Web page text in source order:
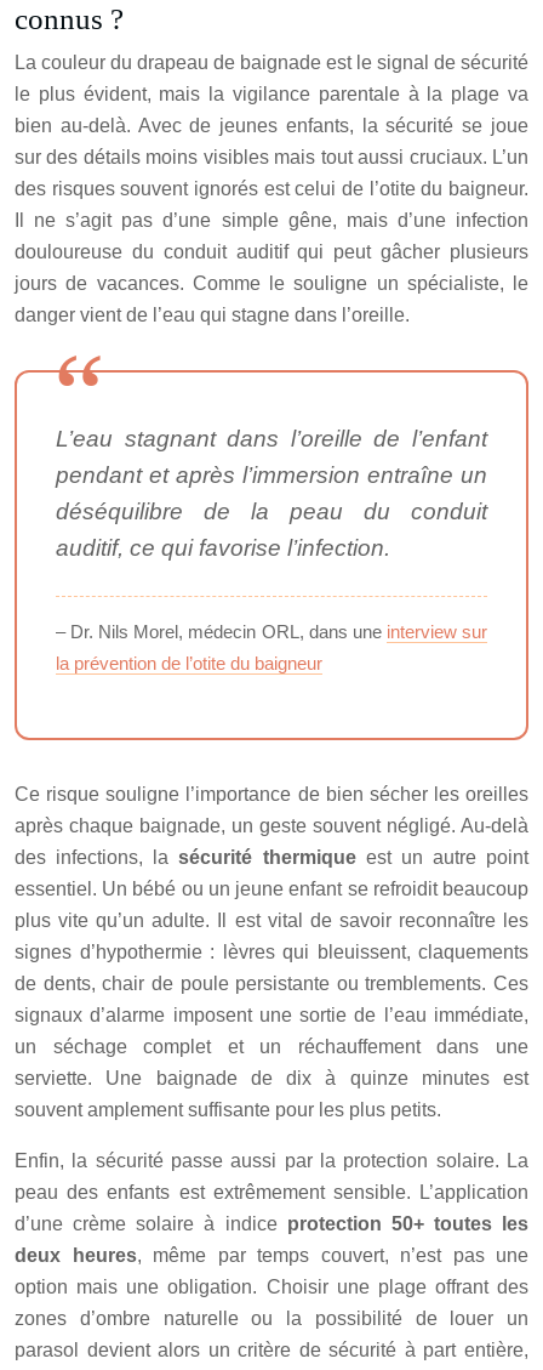
connus ?
La couleur du drapeau de baignade est le signal de sécurité
le plus évident, mais la vigilance parentale à la plage va
bien au-delà. Avec de jeunes enfants, la sécurité se joue
sur des détails moins visibles mais tout aussi cruciaux. L’un
des risques souvent ignorés est celui de l’otite du baigneur.
Il ne s’agit pas d’une simple gêne, mais d’une infection
douloureuse du conduit auditif qui peut gâcher plusieurs
jours de vacances. Comme le souligne un spécialiste, le
danger vient de l’eau qui stagne dans l’oreille.
L’eau stagnant dans l’oreille de l’enfant
pendant et après l’immersion entraîne un
déséquilibre de la peau du conduit
auditif, ce qui favorise l’infection.
– Dr. Nils Morel, médecin ORL, dans une interview sur
la prévention de l’otite du baigneur
Ce risque souligne l’importance de bien sécher les oreilles
après chaque baignade, un geste souvent négligé. Au-delà
des infections, lasécurité thermiqueest un autre point
essentiel. Un bébé ou un jeune enfant se refroidit beaucoup
plus vite qu’un adulte. Il est vital de savoir reconnaître les
signes d’hypothermie : lèvres qui bleuissent, claquements
de dents, chair de poule persistante ou tremblements. Ces
signaux d’alarme imposent une sortie de l’eau immédiate,
un séchage complet et un réchauffement dans une
serviette. Une baignade de dix à quinze minutes est
souvent amplement suffisante pour les plus petits.
Enfin, la sécurité passe aussi par la protection solaire. La
peau des enfants est extrêmement sensible. L’application
d’une crème solaire à indice protection 50+ toutes les
deux heures, même par temps couvert, n’est pas une
option mais une obligation. Choisir une plage offrant des
zones d’ombre naturelle ou la possibilité de louer un
parasol devient alors un critère de sécurité à part entière,